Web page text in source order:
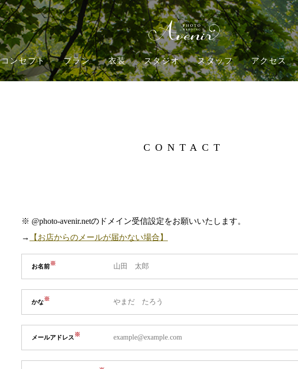
コンセプト プラン 衣装 スタジオ スタッフ アクセス
CONTACT
※ @photo-avenir.netのドメイン受信設定をお願いいたします。
→
【お店からのメールが届かない場合】
お名前
かな
メールアドレス